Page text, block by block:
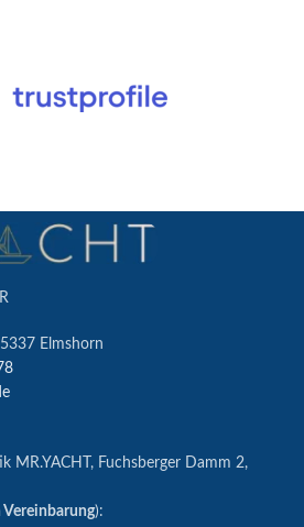
Elmshorn
MR.YACHT, Fuchsberger Damm 2,
Vereinbarung):